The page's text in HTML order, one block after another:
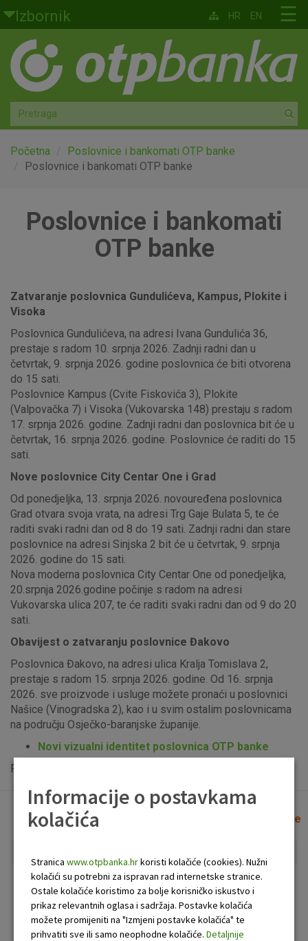
Skoči na glavni sadržaj
Izbornik
Građani
Privatno bankarstvo
Agro
Mala poduzeća i obrtnici
Globalna tržišta
☰
HR EN
Početna
Poslovnice i bankomati OTP banke
Poslovnice i bankomati OTP banke
Poslovnice i bankomati
OTP banke
Zatvaranje poslovnica Gundulićeva, Kampus, Plokite i
Visoka
Poslovnica Gundulićeva, na adresi Ivana Gundulića 36,
prestaje s radom 10. srpnja 2026. Zadnji radni dan u
četvrtak, 9. srpnja 2026. godine poslovnica će biti otvorena
do 15 sati.
Poslovnice Kampus (Cvite Fiskovića 3), Plokite
(Valpovačka 7) i Visoka (Vukovarska 148) prestaju s radom
17. srpnja 2026. godine. Zadnji radni dan poslovnica bit će u
četvrtak, 16. srpnja 2026. godine. Poslovnice će raditi do 15
sati.
Nove poslovnice City Centar One i Grad
Od ponedjeljka, 13. srpnja 2026. novouređena poslovnica
Grad otvara svoja vrata, na adresi Trg Gaje Bulata 5, te će
raditi svaki radni dan od 8 do 19 sati. Zadnji radni dan stare
poslovnice na adresi Sinjska 2 bit će u četvrtak, 9. srpnja
2026. godine do 15 sati.
Nova moderna poslovnica City Centar One od ponedjeljka,
20.srpnja 2026.godine počinje s radom na adresi
Vukovarska ulica 207, te će raditi svaki radni dan od 9 do 20
sati.
Obavijest o zatvaranju poslovnice Đakovo
Poslovnica Đakovo, na adresi ulica Kralja Tomislava 2,
prestaje s radom 15. srpnja 2026. godine. Od 16. srpnja
2026. sve proizvode i usluge možete pronaći u poslovnici
Našice (Vinogradska 2), kao i u svim ostalim poslovnicama
na području Osječko-baranjske županije.
Novi vizualni identitet poslovnica OTP banke
Popis uplatno-isplatnih bankomata možete vidjeti
Lista poslovnica i bankomata Očisti filtere
Bankomat Poslovnica
Prikaži samo uplatne bankomate
Informacije o postavkama
kolačića
Stranica www.otpbanka.hrkoristi kolačiće (cookies). Nužni
kolačići su potrebni za ispravan rad internetske stranice.
Ostale kolačiće koristimo za bolje korisničko iskustvo i
prikaz relevantnih oglasa i sadržaja. Postavke kolačića
možete promijeniti na "Izmjeni postavke kolačića" te
prihvatiti sve ili samo neophodne kolačiće. Detaljnije